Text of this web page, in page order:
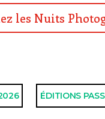
les Nuits
ÉDITIONS